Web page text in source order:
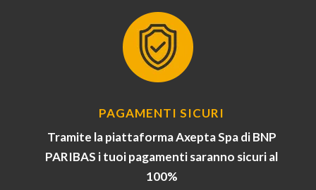
PAGAMENTI SICURI
Tramite la piattaforma Axepta Spa di BNP
PARIBAS i tuoi pagamenti saranno sicuri al
100%